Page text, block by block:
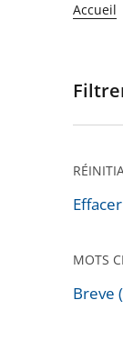
Accueil
Passer
pour
après
MOTS
Breve